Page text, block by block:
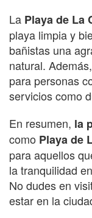
La Playa de La
playa limpia y
bañistas una
natural.
para personas
servicios como
En resumen, la
como Playa de
para aquellos
la tranquilidad
No dudes en
estar en la